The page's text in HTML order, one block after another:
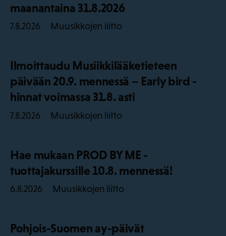
maanantaina 31.8.2026
7.8.2026 Muusikkojen liitto
Ilmoittaudu Musiikkilääketieteen
päivään 20.9. mennessä – Early bird -
hinnat voimassa 31.8. asti
7.8.2026 Muusikkojen liitto
Hae mukaan PROD BY ME -
tuottajakurssille 10.8. mennessä!
6.8.2026 Muusikkojen liitto
Pohjois-Suomen ay-päivät